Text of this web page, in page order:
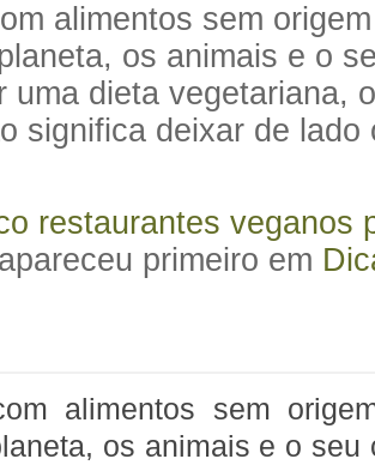
alimentos sem
os animais e o
uma dieta vegetariana,
significa deixar de lado
restaurantes veganos
apareceu primeiro em
alimentos sem
os animais e o seu